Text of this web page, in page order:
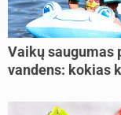
Vaikų saugumas
vandens: kokias